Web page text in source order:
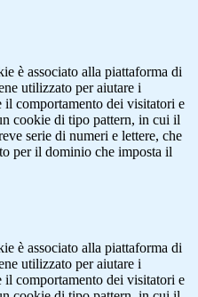
è associato alla piattaforma di
utilizzato per aiutare i
comportamento dei visitatori e
cookie di tipo pattern, in cui il
serie di numeri e lettere, che
per il dominio che imposta il
è associato alla piattaforma di
utilizzato per aiutare i
comportamento dei visitatori e